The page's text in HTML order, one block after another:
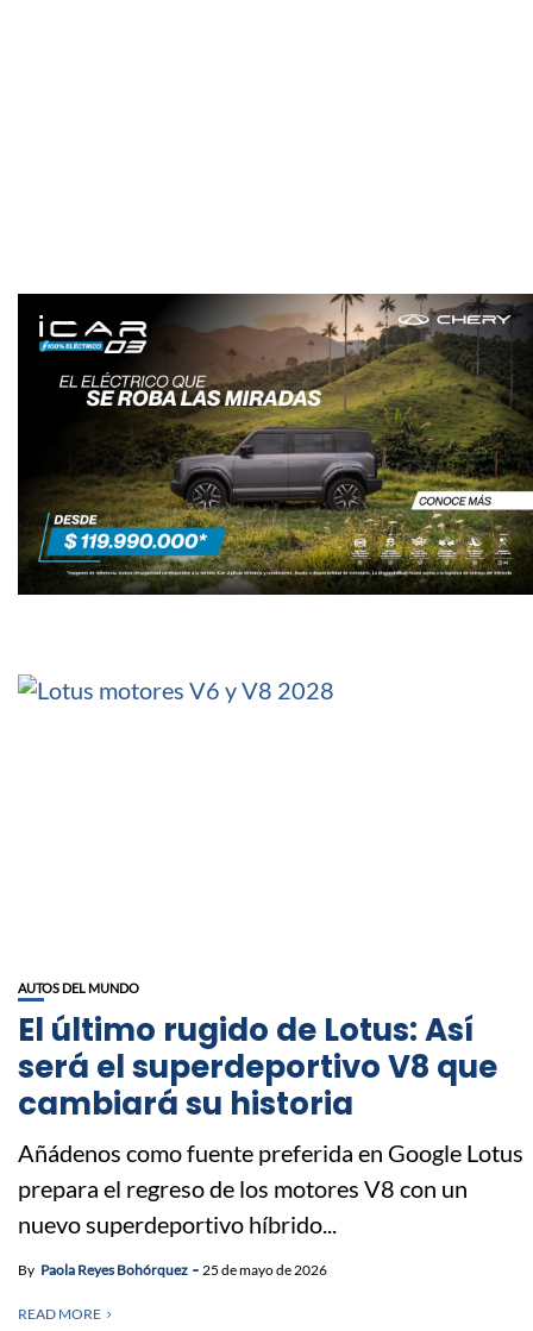
AUTOS DEL MUNDO
El último rugido de Lotus: Así
será el superdeportivo V8 que
cambiará su historia
Añádenos como fuente preferida en Google Lotus
prepara el regreso de los motores V8 con un
nuevo superdeportivo híbrido...
By Paola Reyes Bohórquez 25 de mayo de 2026
READ MORE